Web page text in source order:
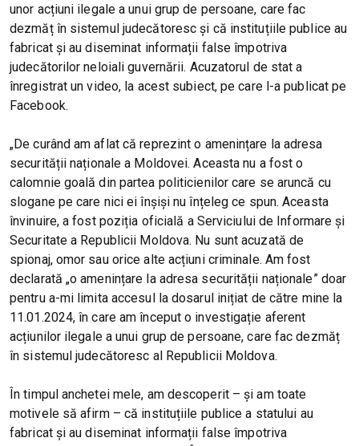
unor acțiuni ilegale a unui grup de persoane, care fac
dezmăț în sistemul judecătoresc și că instituțiile publice au
fabricat și au diseminat informații false împotriva
judecătorilor neloiali guvernării. Acuzatorul de stat a
înregistrat un video, la acest subiect, pe care l-a publicat pe
Facebook.
„De curând am aflat că reprezint o amenințare la adresa
securității naționale a Moldovei. Aceasta nu a fost o
calomnie goală din partea politicienilor care se aruncă cu
slogane pe care nici ei înșiși nu înțeleg ce spun. Aceasta
învinuire, a fost poziția oficială a Serviciului de Informare și
Securitate a Republicii Moldova. Nu sunt acuzată de
spionaj, omor sau orice alte acțiuni criminale. Am fost
declarată „o amenințare la adresa securității naționale” doar
pentru a-mi limita accesul la dosarul inițiat de către mine la
11.01.2024, în care am început o investigație aferent
acțiunilor ilegale a unui grup de persoane, care fac dezmăț
în sistemul judecătoresc al Republicii Moldova.
În timpul anchetei mele, am descoperit – și am toate
motivele să afirm – că instituțiile publice a statului au
fabricat și au diseminat informații false împotriva